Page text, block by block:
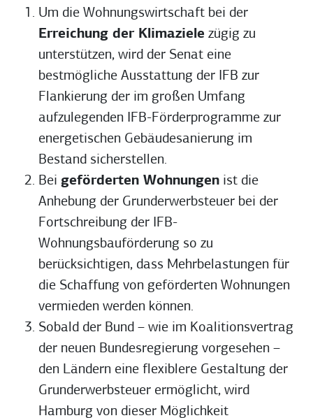
Um die Wohnungswirtschaft bei der
Erreichung der Klimaziele zügig zu
unterstützen, wird der Senat eine
bestmögliche Ausstattung der IFB zur
Flankierung der im großen Umfang
aufzulegenden IFB-Förderprogramme zur
energetischen Gebäudesanierung im
Bestand sicherstellen.
Bei geförderten Wohnungen ist die
Anhebung der Grunderwerbsteuer bei der
Fortschreibung der IFB-
Wohnungsbauförderung so zu
berücksichtigen, dass Mehrbelastungen für
die Schaffung von geförderten Wohnungen
vermieden werden können.
Sobald der Bund – wie im Koalitionsvertrag
der neuen Bundesregierung vorgesehen –
den Ländern eine flexiblere Gestaltung der
Grunderwerbsteuer ermöglicht, wird
Hamburg von dieser Möglichkeit